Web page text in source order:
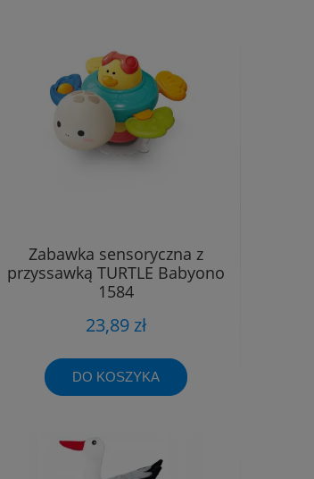
Zabawka sensoryczna z
przyssawką TURTLE Babyono
1584
23,89 zł
DO KOSZYKA